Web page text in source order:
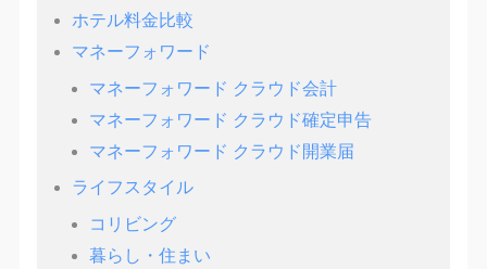
ホテル料金比較
マネーフォワード
マネーフォワード クラウド会計
マネーフォワード クラウド確定申告
マネーフォワード クラウド開業届
ライフスタイル
コリビング
暮らし・住まい